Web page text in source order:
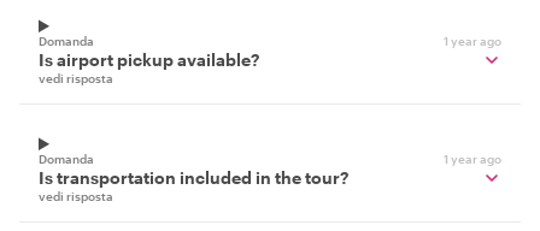
Domanda 1 year ago
Is airport pickup available?
vedi risposta
Domanda 1 year ago
Is transportation included in the tour?
vedi risposta